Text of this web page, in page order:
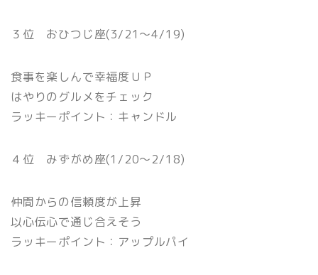
３位 おひつじ座(3/21〜4/19)
食事を楽しんで幸福度ＵＰ
はやりのグルメをチェック
ラッキーポイント：キャンドル
４位 みずがめ座(1/20〜2/18)
仲間からの信頼度が上昇
以心伝心で通じ合えそう
ラッキーポイント：アップルパイ